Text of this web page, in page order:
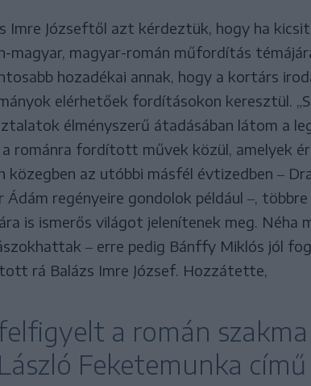
Imre Józseftől azt kérdeztük, hogy ha
magyar, magyar-román műfordítás
hozadékai annak, hogy a kortárs
elérhetőek fordításokon keresztül.
élményszerű átadásában látom a
a románra fordított művek közül, amelyek
közegben az utóbbi másfél évtizedben ‒
Ádám regényeire gondolok például ‒,
is ismerős világot jelenítenek meg. Néha
‒ erre pedig Bánffy Miklós jól
rá Balázs Imre József. Hozzátette,
a román
László Feketemunka